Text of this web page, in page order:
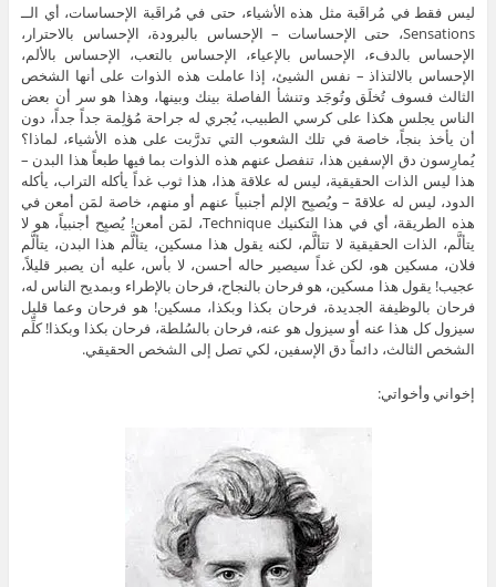
ليس فقط في مُراقَبة مثل هذه الأشياء، حتى في مُراقَبة الإحساسات، أي الــ
Sensations، حتى الإحساسات – الإحساس بالبرودة، الإحساس بالاحترار،
الإحساس بالدفء، الإحساس بالإعياء، الإحساس بالتعب، الإحساس بالألم،
الإحساس بالالتذاذ – نفس الشيئ، إذا عاملت هذه الذوات على أنها الشخص
الثالث فسوف تُخلَق وتُوجَد وتنشأ الفاصلة بينك وبينها، وهذا هو سر أن بعض
الناس يجلس هكذا على كرسي الطبيب، يُجري له جراحة مُؤلِمة جداً جداً، دون
أن يأخذ بنجاً، خاصة في تلك الشعوب التي تدرَّبت على هذه الأشياء، لماذا؟
يُمارِسون دق الإسفين هذا، تنفصل عنهم هذه الذوات بما فيها طبعاً هذا البدن –
هذا ليس الذات الحقيقية، ليس له علاقة هذا، هذا ثوب غداً يأكله التراب، يأكله
الدود، ليس له علاقةَ – ويُصبِح الإلم أجنبياً عنهم أو منهم، خاصة لمَن أمعن في
هذه الطريقة، أي في هذا التكنيك Technique، لمَن أمعن! يُصبِح أجنبياً، هو لا
يتألَّم، الذات الحقيقية لا تتألَّم، لكنه يقول هذا مسكين، يتألَّم هذا البدن، يتألَّم
فلان، مسكين هو، لكن غداً سيصير حاله أحسن، لا بأس، عليه أن يصبر قليلاً،
عجيب! يقول هذا مسكين، هو فرحان بالنجاح، فرحان بالإطراء وبمديح الناس له،
فرحان بالوظيفة الجديدة، فرحان بكذا وبكذا، مسكين! هو فرحان وعما قليل
سيزول كل هذا عنه أو سيزول هو عنه، فرحان بالسُلطة، فرحان بكذا وبكذا! كلِّم
الشخص الثالث، دائماً دق الإسفين، لكي تصل إلى الشخص الحقيقي.
إخواني وأخواتي: